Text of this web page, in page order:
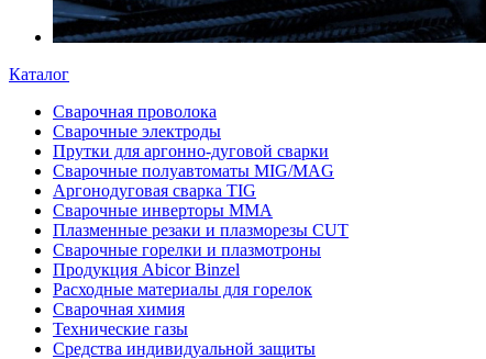
Каталог
Сварочная проволока
Сварочные электроды
Прутки для аргонно-дуговой сварки
Сварочные полуавтоматы MIG/MAG
Аргонодуговая сварка TIG
Сварочные инверторы MMA
Плазменные резаки и плазморезы CUT
Сварочные горелки и плазмотроны
Продукция Abicor Binzel
Расходные материалы для горелок
Сварочная химия
Технические газы
Средства индивидуальной защиты